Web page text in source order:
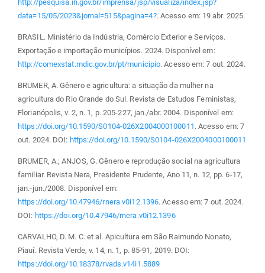
http://pesquisa.in.gov.br/imprensa/jsp/visualiza/index.jsp?
data=15/05/2023&jornal=515&pagina=4?. Acesso em: 19 abr. 2025.
BRASIL. Ministério da Indústria, Comércio Exterior e Serviços.
Exportação e importação municípios. 2024. Disponível em:
http://comexstat.mdic.gov.br/pt/municipio. Acesso em: 7 out. 2024.
BRUMER, A. Gênero e agricultura: a situação da mulher na
agricultura do Rio Grande do Sul. Revista de Estudos Feministas,
Florianópolis, v. 2, n. 1, p. 205-227, jan./abr. 2004. Disponível em:
https://doi.org/10.1590/S0104-026X2004000100011 . Acesso em: 7
out. 2024. DOI: https://doi.org/10.1590/S0104-026X2004000100011
BRUMER, A.; ANJOS, G. Gênero e reprodução social na agricultura
familiar. Revista Nera, Presidente Prudente, Ano 11, n. 12, pp. 6-17,
jan.-jun./2008. Disponível em:
https://doi.org/10.47946/rnera.v0i12.1396. Acesso em: 7 out. 2024.
DOI: https://doi.org/10.47946/rnera.v0i12.1396
CARVALHO, D. M. C. et al. Apicultura em São Raimundo Nonato,
Piauí. Revista Verde, v. 14, n. 1, p. 85-91, 2019. DOI:
https://doi.org/10.18378/rvads.v14i1.5889